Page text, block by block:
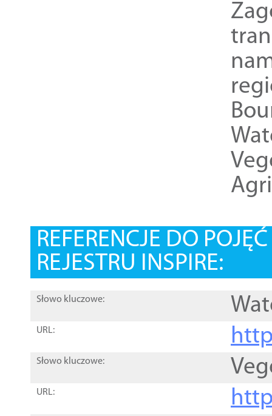
REFERENCJE DO
REJESTRU INSPIRE:
Słowo kluczowe:
URL:
Słowo kluczowe:
URL: